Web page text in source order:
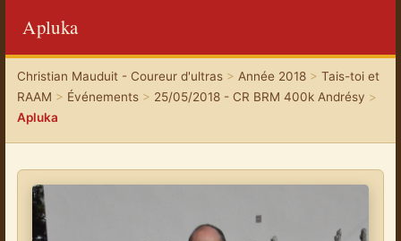
Apluka
Christian Mauduit - Coureur d'ultras> Année 2018> Tais-toi et
RAAM > Événements> 25/05/2018 - CR BRM 400k Andrésy >
Apluka